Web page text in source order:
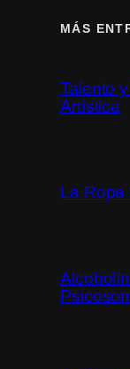
MÁS
Talento
Artística
La Ropa